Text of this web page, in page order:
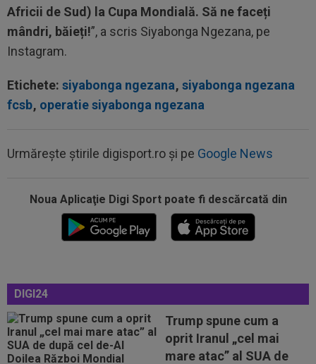
Africii de Sud) la Cupa Mondială. Să ne faceți
mândri, băieți!”, a scris Siyabonga Ngezana, pe
Instagram.
Etichete: siyabonga ngezana, siyabonga ngezana
fcsb, operatie siyabonga ngezana
Urmărește știrile digisport.ro și pe Google News
Noua Aplicaţie Digi Sport poate fi descărcată din
DIGI24
Trump spune cum a
oprit Iranul „cel mai
mare atac” al SUA de
14:18
"Schema" pregătită de Real Madrid: Yan
Diomande, la echipa a doua!
EXCLUSIV
”Cine e FCSB”? Victor Pițurcă nu
14:11 FOTO Gavi s-a ținut de promisiune!
13:52
Rapid a fost acuzată de ”încălcarea
sistematică a legii”! Apel către conducerea...